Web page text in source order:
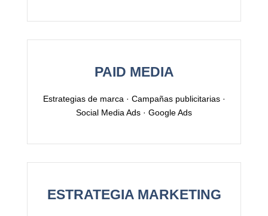
PAID MEDIA
Estrategias de marca · Campañas publicitarias ·
Social Media Ads · Google Ads
ESTRATEGIA MARKETING